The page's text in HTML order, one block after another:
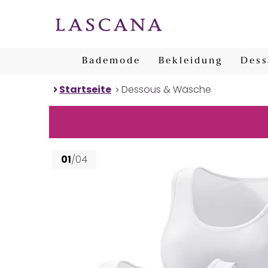
Bademode Bekleidung
Startseite Dessous & Wäsche
01/04